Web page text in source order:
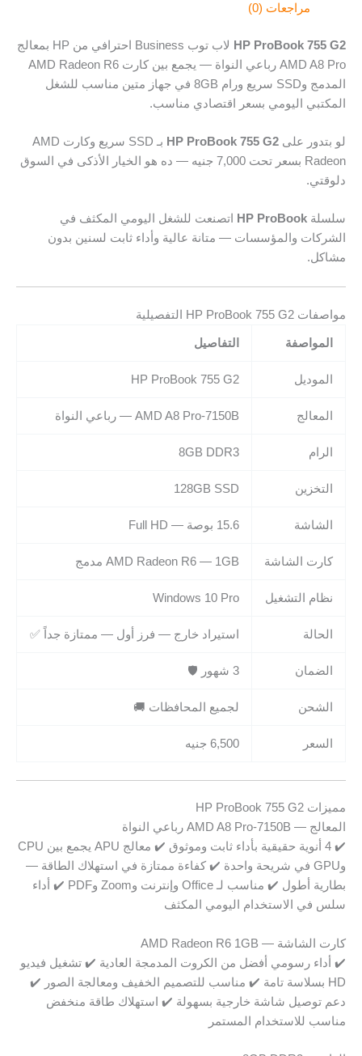
مراجعات (0)
HP ProBook 755 G2
لاب توب Business احترافي من HP بمعالج
AMD A8 Pro رباعي النواة — يجمع بين كارت AMD Radeon R6
المدمج وSSD سريع ورام 8GB في جهاز متين مناسب للشغل
المكتبي اليومي بسعر اقتصادي مناسب.
لو بتدور على HP ProBook 755 G2
بـ SSD سريع وكارت AMD
Radeon بسعر تحت 7,000 جنيه — ده هو الخيار الأذكى في السوق
دلوقتي.
سلسلة HP ProBook
اتصنعت للشغل اليومي المكثف في
الشركات والمؤسسات — متانة عالية وأداء ثابت لسنين بدون
مشاكل.
مواصفات HP ProBook 755 G2 التفصيلية
المواصفة التفاصيل
الموديل HP ProBook 755 G2
المعالج AMD A8 Pro-7150B — رباعي النواة
الرام 8GB DDR3
التخزين 128GB SSD
الشاشة 15.6 بوصة — Full HD
كارت الشاشة AMD Radeon R6 — 1GB مدمج
نظام التشغيل Windows 10 Pro
الحالة استيراد خارج — فرز أول — ممتازة جداً ✅
الضمان 3 شهور 🛡️
الشحن لجميع المحافظات 🚚
السعر 6,500 جنيه
مميزات HP ProBook 755 G2
المعالج — AMD A8 Pro-7150B رباعي النواة
✔️ 4 أنوية حقيقية بأداء ثابت وموثوق ✔️ معالج APU يجمع بين CPU
وGPU في شريحة واحدة ✔️ كفاءة ممتازة في استهلاك الطاقة —
بطارية أطول ✔️ مناسب لـ Office وإنترنت وZoom وPDF ✔️ أداء
سلس في الاستخدام اليومي المكثف
كارت الشاشة — AMD Radeon R6 1GB
✔️ أداء رسومي أفضل من الكروت المدمجة العادية ✔️ تشغيل فيديو
HD بسلاسة تامة ✔️ مناسب للتصميم الخفيف ومعالجة الصور ✔️
دعم توصيل شاشة خارجية بسهولة ✔️ استهلاك طاقة منخفض
مناسب للاستخدام المستمر